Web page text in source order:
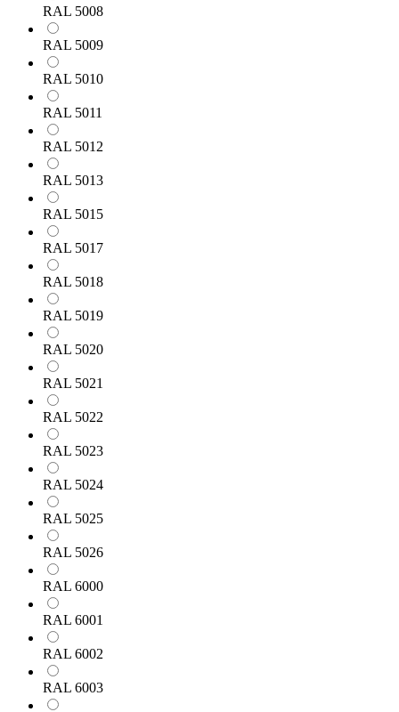
RAL 5008
RAL 5009
RAL 5010
RAL 5011
RAL 5012
RAL 5013
RAL 5015
RAL 5017
RAL 5018
RAL 5019
RAL 5020
RAL 5021
RAL 5022
RAL 5023
RAL 5024
RAL 5025
RAL 5026
RAL 6000
RAL 6001
RAL 6002
RAL 6003